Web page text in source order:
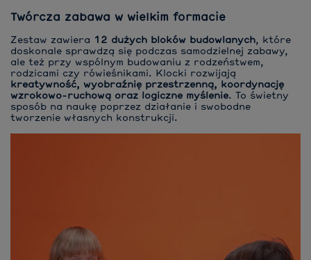
Twórcza zabawa w wielkim formacie
Zestaw zawiera 12 dużych bloków budowlanych, które
doskonale sprawdzą się podczas samodzielnej zabawy,
ale też przy wspólnym budowaniu z rodzeństwem,
rodzicami czy rówieśnikami. Klocki rozwijają
kreatywność, wyobraźnię przestrzenną, koordynację
wzrokowo-ruchową oraz logiczne myślenie. To świetny
sposób na naukę poprzez działanie i swobodne
tworzenie własnych konstrukcji.